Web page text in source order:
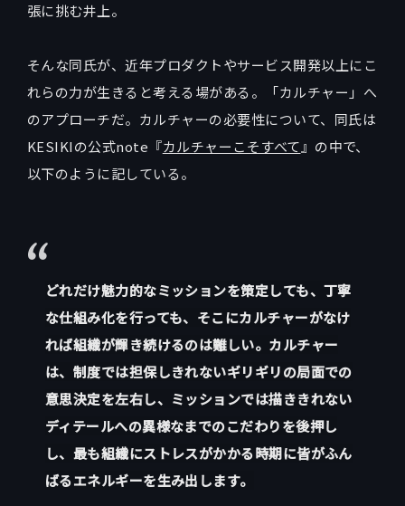
張に挑む井上。
そんな同氏が、近年プロダクトやサービス開発以上にこ
れらの力が生きると考える場がある。「カルチャー」へ
のアプローチだ。カルチャーの必要性について、同氏は
KESIKIの公式note『カルチャーこそすべて』の中で、
以下のように記している。
どれだけ魅力的なミッションを策定しても、丁寧
な仕組み化を行っても、そこにカルチャーがなけ
れば組織が輝き続けるのは難しい。カルチャー
は、制度では担保しきれないギリギリの局面での
意思決定を左右し、ミッションでは描ききれない
ディテールへの異様なまでのこだわりを後押し
し、最も組織にストレスがかかる時期に皆がふん
ばるエネルギーを生み出します。